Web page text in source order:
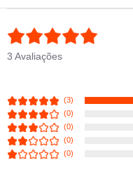
3 Avaliações
(3)
(0)
(0)
(0)
(0)